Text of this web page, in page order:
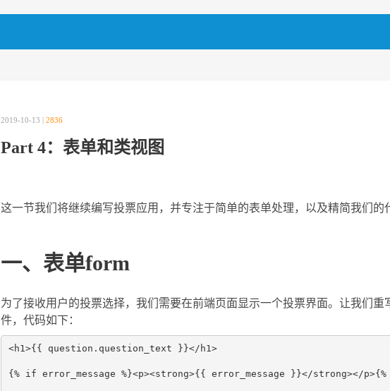
2019-10-13 | 2836
Part 4：表单和类视图
这一节我们将继续编写投票应用，并专注于简单的表单处理，以及精简我们的
一、表单form
为了接收用户的投票选择，我们需要在前端页面显示一个投票界面。让我们重
件，代码如下：
<h1>{{ question.question_text }}</ h1>
{% if error_message %}<p><strong>{{ error_message }}</strong></p>